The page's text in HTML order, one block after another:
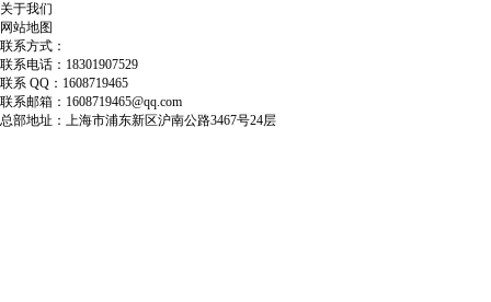
关于我们
网站地图
联系方式：
联系电话：18301907529
联系 QQ：1608719465
联系邮箱：1608719465@qq.com
总部地址：上海市浦东新区沪南公路3467号24层